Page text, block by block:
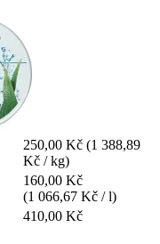
250,00 Kč (1 388,89
Kč / kg)
160,00 Kč
(1 066,67 Kč / l)
410,00 Kč